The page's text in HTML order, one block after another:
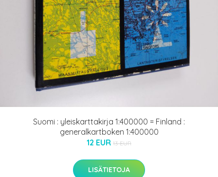
Suomi : yleiskarttakirja 1:400000 = Finland :
generalkartboken 1:400000
12 EUR 13 EUR
LISÄTIETOJA